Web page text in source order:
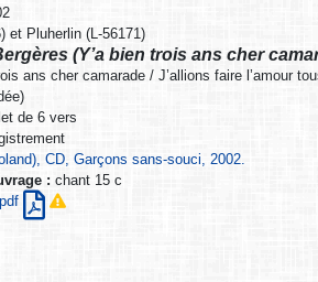
et Pluherlin (L-56171)
(Y’a bien trois ans cher
ans cher camarade / J’allions faire l’amour
de 6 vers
CD, Garçons sans-souci, 2002.
: chant 15 c